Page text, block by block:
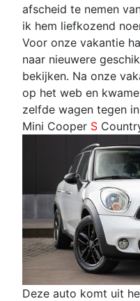
afscheid te nemen
ik hem liefkozend
Voor onze vakantie
naar nieuwere
bekijken. Na onze
op het web en
zelfde wagen tegen
Mini Cooper S
Deze auto komt uit